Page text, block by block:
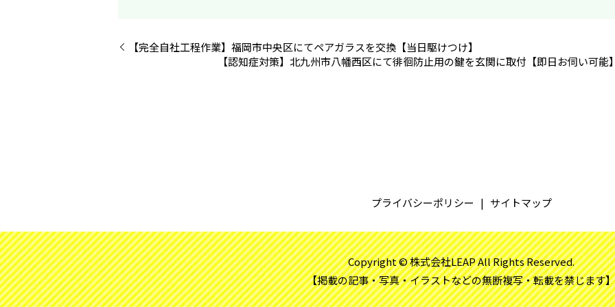
【完全自社工程作業】福岡市中央区にてペアガラスを交換【当日駆けつけ】
【認知症対策】北九州市八幡西区にて徘徊防止用の鍵を玄関に取付【即日お伺い可能
プライバシーポリシー サイトマップ
Copyright © 株式会社LEAP All Rights Reserved.
【掲載の記事・写真・イラストなどの無断複写・転載を禁じます】